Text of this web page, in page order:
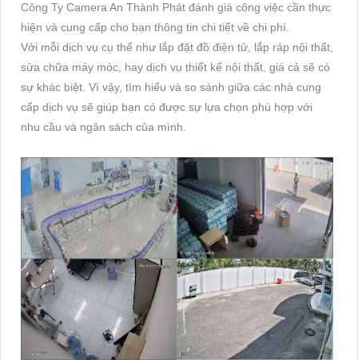
Công Ty Camera An Thành Phát đánh giá công việc cần thực
hiện và cung cấp cho bạn thông tin chi tiết về chi phí.
Với mỗi dịch vụ cụ thể như lắp đặt đồ điện tử, lắp ráp nội thất,
sửa chữa máy móc, hay dịch vụ thiết kế nội thất, giá cả sẽ có
sự khác biệt. Vì vậy, tìm hiểu và so sánh giữa các nhà cung
cấp dịch vụ sẽ giúp bạn có được sự lựa chọn phù hợp với
nhu cầu và ngân sách của mình.